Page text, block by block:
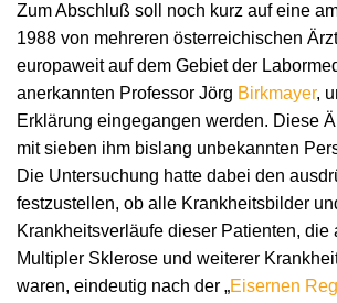
Zum Abschluß soll noch kurz auf eine
1988 von mehreren österreichischen
europaweit auf dem Gebiet der
anerkannten Professor Jörg Birkmayer,
Erklärung eingegangen werden. Diese
mit sieben ihm bislang unbekannten
Die Untersuchung hatte dabei den
festzustellen, ob alle Krankheitsbilder
Krankheitsverläufe dieser Patienten, die
Multipler Sklerose und weiterer
waren, eindeutig nach der „Eisernen